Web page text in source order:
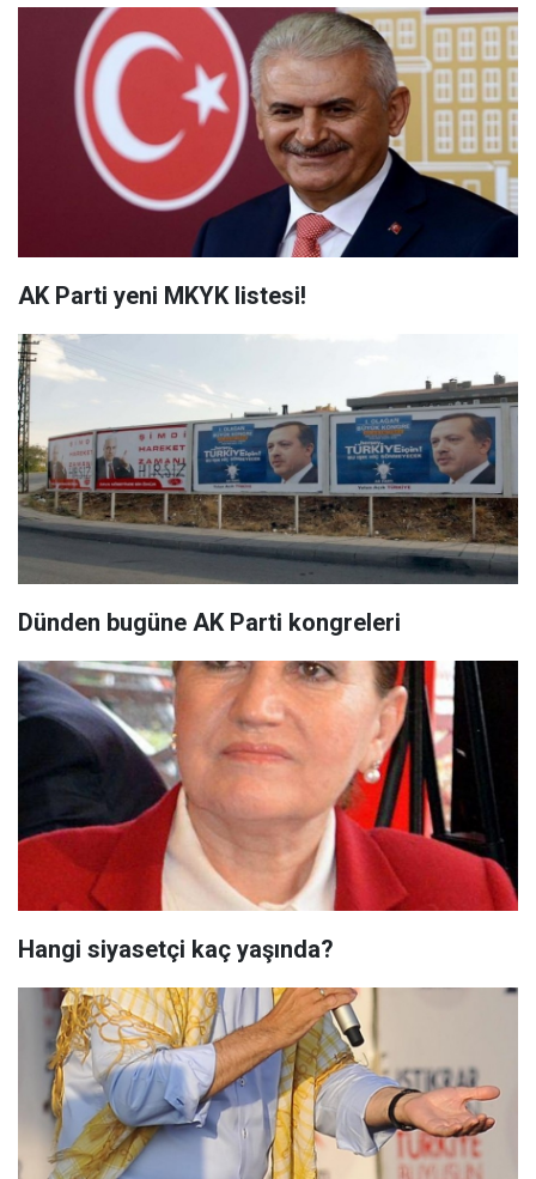
AK Parti yeni MKYK listesi!
Dünden bugüne AK Parti kongreleri
Hangi siyasetçi kaç yaşında?